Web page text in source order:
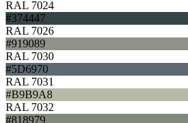
RAL 7024
#374447
RAL 7026
#919089
RAL 7030
#5D6970
RAL 7031
#B9B9A8
RAL 7032
#818979